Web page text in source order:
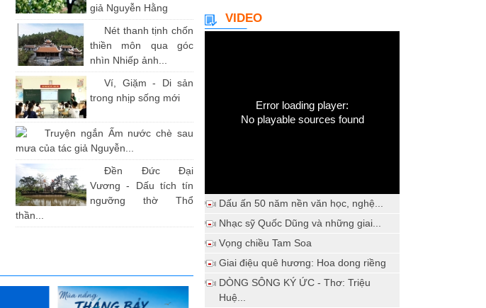
giả Nguyễn Hằng
Nét thanh tịnh chốn
thiền môn qua góc
nhìn Nhiếp ảnh...
Ví, Giặm - Di sản
trong nhịp sống mới
Truyện ngắn Ấm nước chè sau
mưa của tác giả Nguyễn...
Đền Đức Đại
Vương - Dấu tích tín
ngưỡng thờ Thổ
thần...
VIDEO
Error loading player:
No playable sources found
Dấu ấn 50 năm nền văn học, nghệ...
Nhạc sỹ Quốc Dũng và những giai...
Vọng chiều Tam Soa
Giai điệu quê hương: Hoa dong riềng
DÒNG SÔNG KÝ ỨC - Thơ: Triệu
Huệ...